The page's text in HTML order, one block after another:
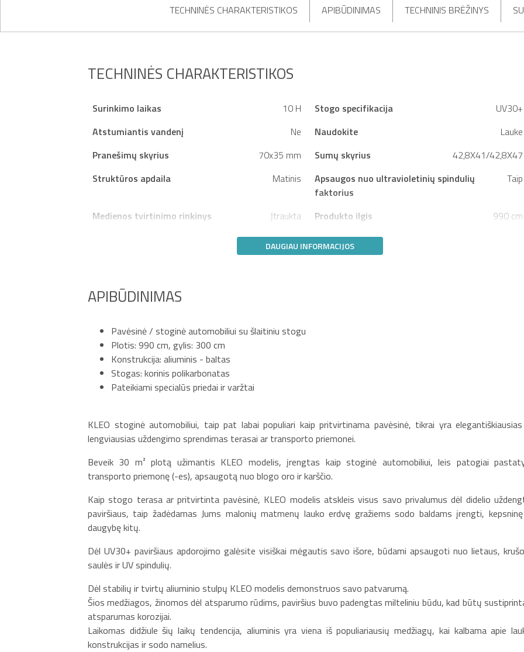
TECHNINĖS CHARAKTERISTIKOS APIBŪDINIMAS TECHNINIS BRĖŽINYS
TECHNINĖS CHARAKTERISTIKOS
Surinkimo laikas 10 H Stogo specifikacija
UV30+
Atstumiantis vandenį
Ne Naudokite
Lauke
Pranešimų skyrius
70x35 mm Sumų skyrius
42,8X41/42,8X47
Struktūros apdaila
Matinis
Apsaugos nuo ultravioletinių spindulių
faktorius
Taip
Medienos tvirtinimo rinkinys Įtraukta Produkto ilgis 990 cm
DAUGIAU INFORMACIJOS
APIBŪDINIMAS
Pavėsinė / stoginė automobiliui su šlaitiniu stogu
Plotis: 990 cm, gylis: 300 cm
Konstrukcija: aliuminis - baltas
Stogas: korinis polikarbonatas
Pateikiami specialūs priedai ir varžtai
KLEO stoginė automobiliui, taip pat labai populiari kaip pritvirtinama pavėsinė, tikrai yra
lengviausias uždengimo sprendimas terasai ar transporto priemonei.
Beveik 30 m² plotą užimantis KLEO modelis, įrengtas kaip stoginė automobiliui, leis patogiai
transporto priemonę (-es), apsaugotą nuo blogo oro ir karščio.
Kaip stogo terasa ar pritvirtinta pavėsinė, KLEO modelis atskleis visus savo privalumus dėl didelio
paviršiaus, taip žadėdamas Jums malonių matmenų lauko erdvę gražiems sodo baldams įrengti,
daugybę kitų.
Dėl UV30+ paviršiaus apdorojimo galėsite visiškai mėgautis savo išore, būdami apsaugoti nuo lietaus,
saulės ir UV spindulių.
Dėl stabilių ir tvirtų aliuminio stulpų KLEO modelis demonstruos savo patvarumą.
Šios medžiagos, žinomos dėl atsparumo rūdims, paviršius buvo padengtas milteliniu būdu, kad būtų
atsparumas korozijai.
Laikomas didžiule šių laikų tendencija, aliuminis yra viena iš populiariausių medžiagų, kai kalbama apie
konstrukcijas ir sodo namelius.